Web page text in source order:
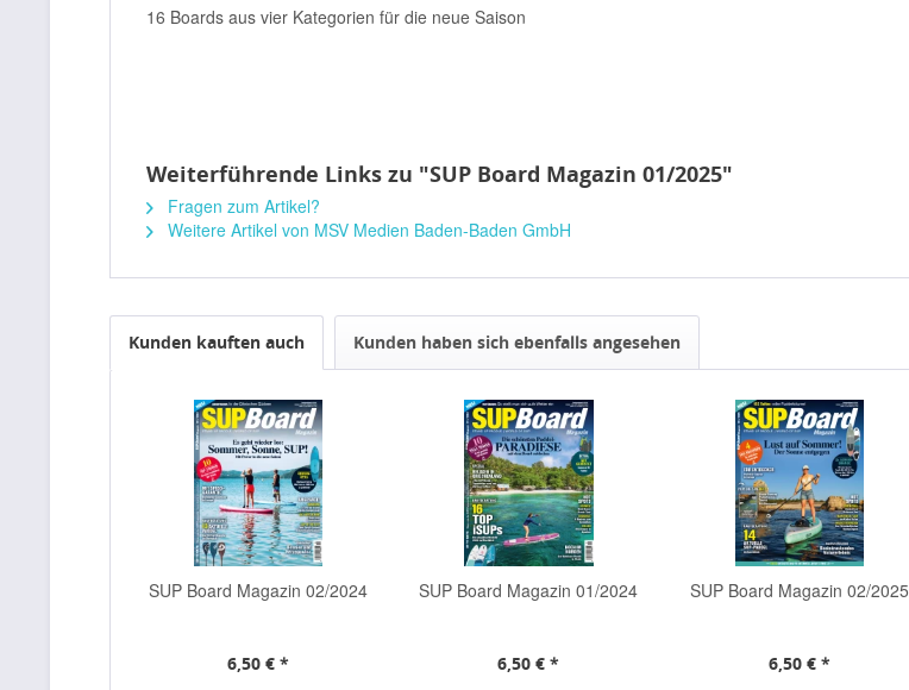
16 Boards aus vier Kategorien für die neue Saison
Weiterführende Links zu "SUP Board Magazin 01/2025"
Fragen zum Artikel?
Weitere Artikel von MSV Medien Baden-Baden GmbH
Kunden kauften auch Kunden haben sich ebenfalls angesehen
SUP Board Magazin 02/2024
6,50 € *
SUP Board Magazin 01/2024
6,50 € *
SUP Board Magazin 02/2025
6,50 € *